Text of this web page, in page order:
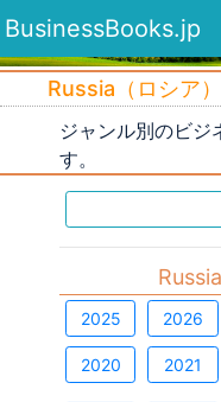
BusinessBooks.jp
Russia（ロシア
ジャンル別のビジ
す。
2025 2026
2020 2021